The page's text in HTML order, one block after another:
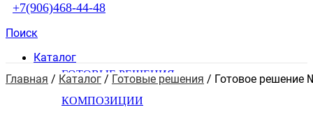
+7(906)468-44-48
Поиск
Каталог
ГОТОВЫЕ РЕШЕНИЯ
КОМПОЗИЦИИ
Главная / Каталог / Готовые решения / Готовое